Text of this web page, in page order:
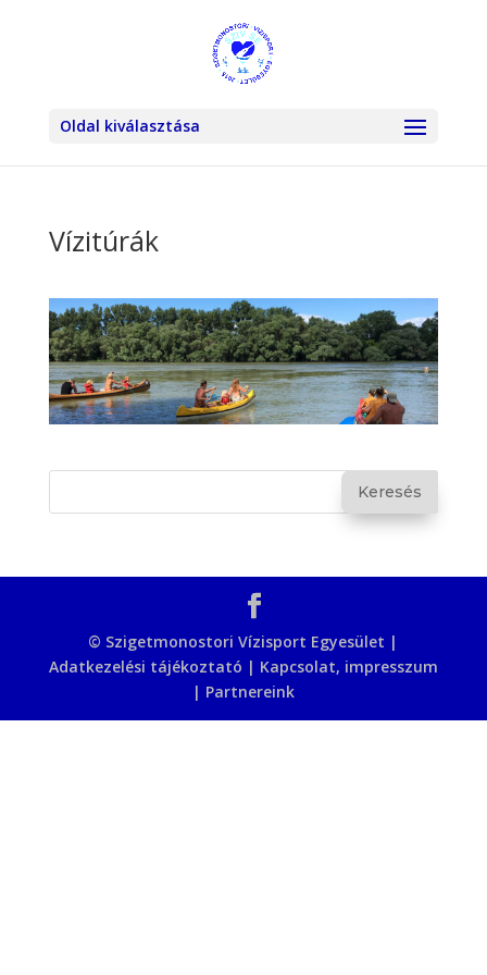
Oldal kiválasztása
Vízitúrák
© Szigetmonostori Vízisport Egyesület |
Adatkezelési tájékoztató | Kapcsolat, impresszum
| Partnereink